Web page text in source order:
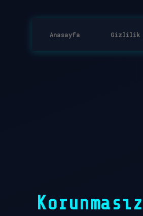
Anasayfa Gizlilik